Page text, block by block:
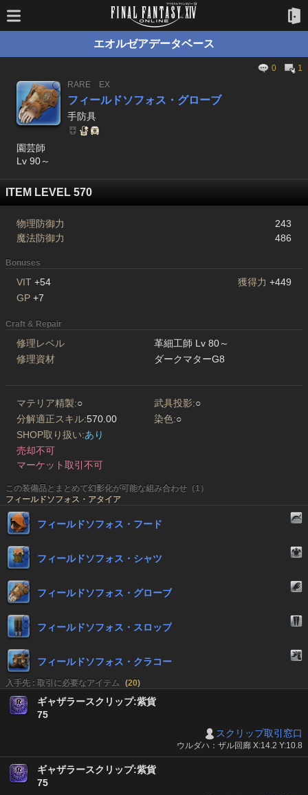
エオルゼアデータベース
0
1
RARE
EX
フィールドソフォス・グローブ
手防具
園芸師
Lv 90～
ITEM LEVEL 570
物理防御力
243
魔法防御力
486
Bonuses
VIT +54 獲得力 +449
GP +7
Craft & Repair
修理レベル
革細工師 Lv 80～
修理資材
ダークマターG8
マテリア精製:○ 武具投影:○
分解適正スキル:570.00 染色:○
SHOP取り扱い:あり
売却不可
マーケット取引不可
この装備品とまとめて幻影化が可能な組み合わせ（1）
フィールドソフォス・アタイア
フィールドソフォス・フード
フィールドソフォス・シャツ
フィールドソフォス・グローブ
フィールドソフォス・スロップ
フィールドソフォス・クラコー
入手先 : 取引に必要なアイテム (20)
ギャザラースクリップ:紫貨
75
スクリップ取引窓口
ウルダハ：ザル回廊 X:14.2 Y:10.8
ギャザラースクリップ:紫貨
75